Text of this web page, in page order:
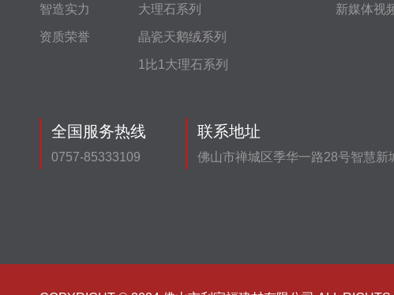
智造实力
资质荣誉
大理石系列
晶瓷天鹅绒系列
1比1大理石系列
新媒体视
全国服务热线
0757-85333109
联系地址
佛山市禅城区季华一路28号智慧